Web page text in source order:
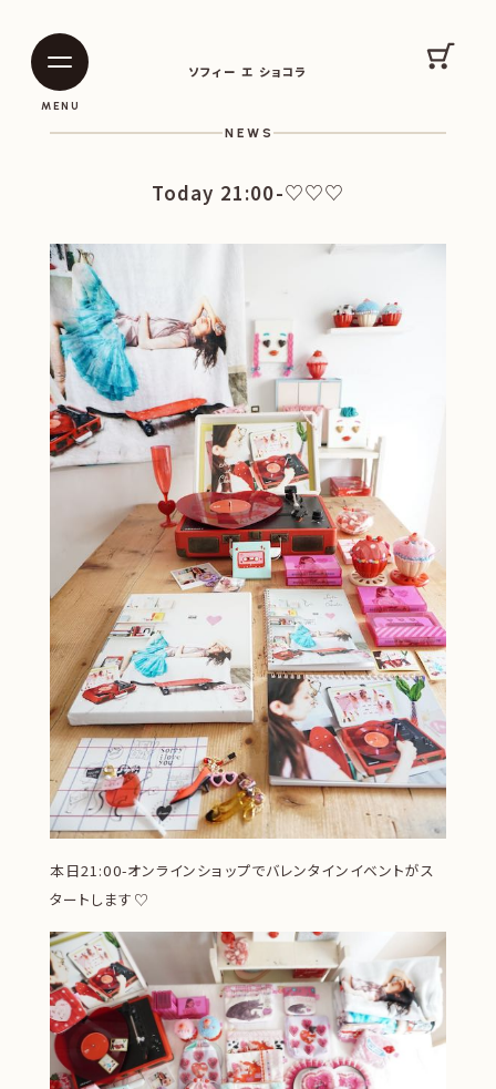
ソフィー エ ショコラ
MENU
カー
NEWS
Today 21:00-♡♡♡
本日21:00-オンラインショップでバレンタインイベントがス
タートします♡